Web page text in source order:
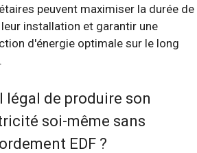
peuvent maximiser la durée de
installation et garantir une
d'énergie optimale sur le long
légal de produire son
soi-même sans
EDF ?